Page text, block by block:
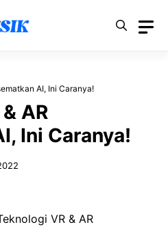
AI, Ini Caranya!
AR
Ini Caranya!
VR & AR